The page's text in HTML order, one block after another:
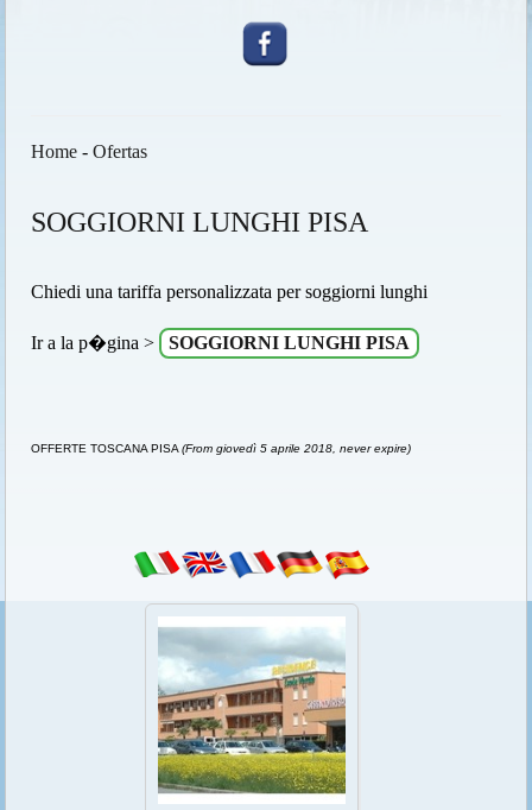
Home -Ofertas
SOGGIORNI LUNGHI PISA
Chiedi una tariffa personalizzata per soggiorni lunghi
Ir a la p�gina > SOGGIORNI LUNGHI PISA
OFFERTE TOSCANA PISA(From giovedì 5 aprile 2018, never expire)